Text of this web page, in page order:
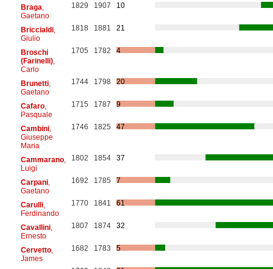
Braga
Gaetano
1829 1907 10
Briccialdi,
Giulio
1818 1881 21
Broschi
(Farinelli),
Carlo
1705 1782 4
Brunetti,
Gaetano
1744 1798 20
Cafaro,
Pasquale
1715 1787 9
Cambini,
Giuseppe
Maria
1746 1825 47
Cammarano,
Luigi
1802 1854 37
Carpani,
Gaetano
1692 1785 7
Carulli,
Ferdinando
1770 1841 61
Cavallini,
Ernesto
1807 1874 32
Cervetto,
James
1682 1783 5